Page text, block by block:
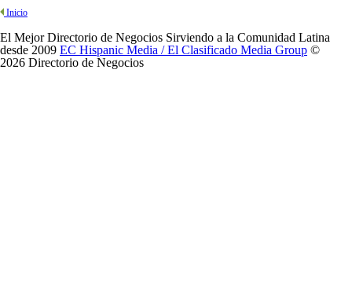
Inicio
El Mejor Directorio de Negocios Sirviendo a la Comunidad Latina
desde 2009 EC Hispanic Media / El Clasificado Media Group ©
2026 Directorio de Negocios